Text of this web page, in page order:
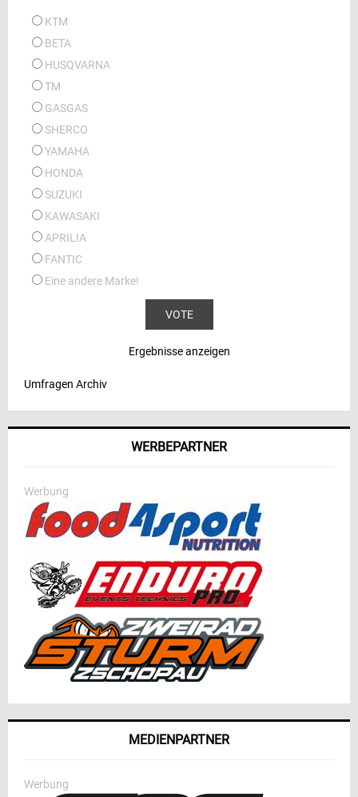
KTM
BETA
HUSQVARNA
TM
GASGAS
SHERCO
YAMAHA
HONDA
SUZUKI
KAWASAKI
APRILIA
FANTIC
Eine andere Marke!
Ergebnisse anzeigen
Umfragen Archiv
WERBEPARTNER
Werbung
MEDIENPARTNER
Werbung